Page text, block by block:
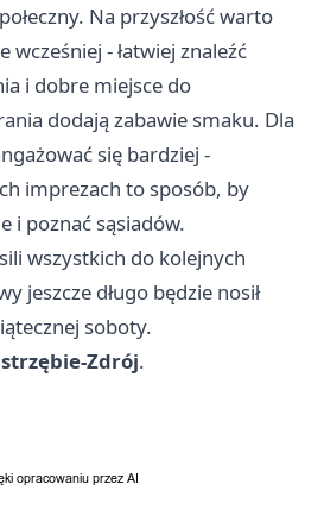
Na przyszłość warto
wcześniej - łatwiej znaleźć
i dobre miejsce do
dodają zabawie smaku. Dla
się bardziej -
imprezach to sposób, by
i poznać sąsiadów.
wszystkich do kolejnych
jeszcze długo będzie nosił
soboty.
Zdrój.